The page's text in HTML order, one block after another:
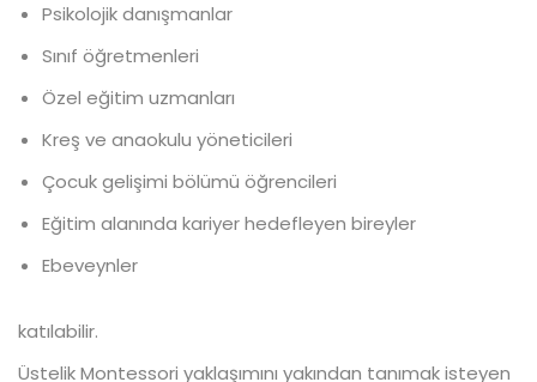
Psikolojik danışmanlar
Sınıf öğretmenleri
Özel eğitim uzmanları
Kreş ve anaokulu yöneticileri
Çocuk gelişimi bölümü öğrencileri
Eğitim alanında kariyer hedefleyen bireyler
Ebeveynler
katılabilir.
Üstelik Montessori yaklaşımını yakından tanımak isteyen